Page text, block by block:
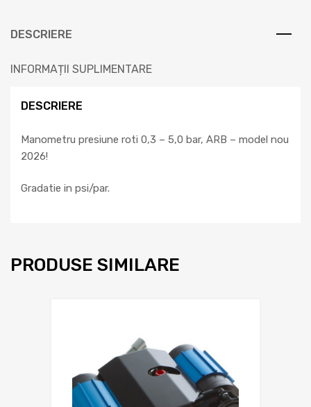
DESCRIERE
INFORMAȚII SUPLIMENTARE
DESCRIERE
Manometru presiune roti 0,3 – 5,0 bar, ARB – model nou
2026!
Gradatie in psi/par.
PRODUSE SIMILARE